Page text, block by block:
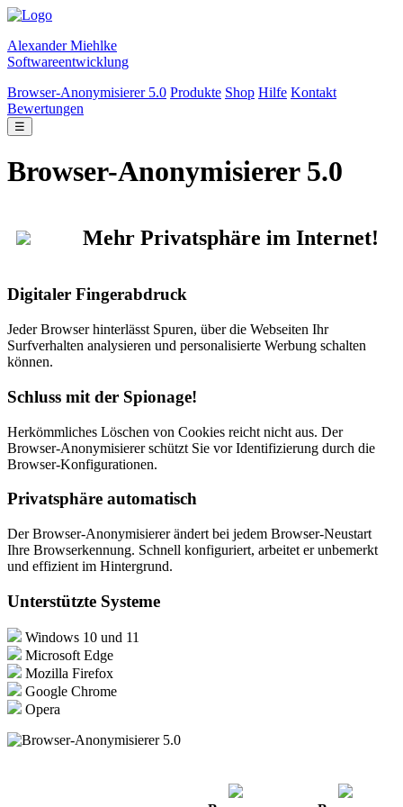
Alexander Miehlke
Softwareentwicklung
Browser-Anonymisierer 5.0 Produkte Shop Hilfe Kontakt
Bewertungen
☰
Browser-Anonymisierer 5.0
Mehr Privatsphäre im Internet!
Digitaler Fingerabdruck
Jeder Browser hinterlässt Spuren, über die Webseiten Ihr
Surfverhalten analysieren und personalisierte Werbung schalten
können.
Schluss mit der Spionage!
Herkömmliches Löschen von Cookies reicht nicht aus. Der
Browser-Anonymisierer schützt Sie vor Identifizierung durch die
Browser-Konfigurationen.
Privatsphäre automatisch
Der Browser-Anonymisierer ändert bei jedem Browser-Neustart
Ihre Browserkennung. Schnell konfiguriert, arbeitet er unbemerkt
und effizient im Hintergrund.
Unterstützte Systeme
Windows 10 und 11
Microsoft Edge
Mozilla Firefox
Google Chrome
Opera